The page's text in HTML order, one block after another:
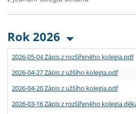
Rok 2026
2026-05-04 Zápis z rozšířeného kolegia.pdf
2026-04-27 Zápis z užšího kolegia.pdf
2026-04-20 Zápis z užšího kolegia.pdf
2026-03-16 Zápis z rozšířeného kolegia